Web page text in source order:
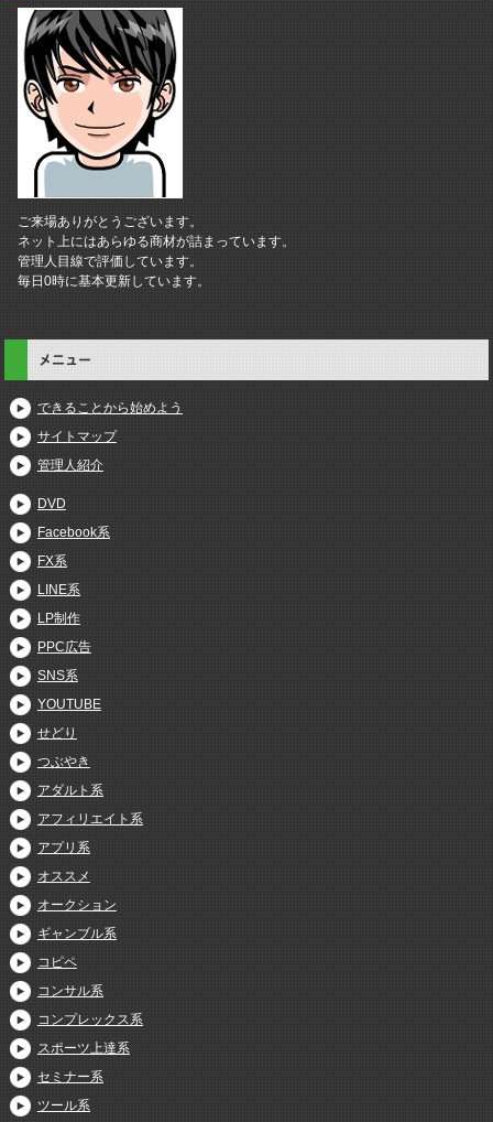
ご来場ありがとうございます。
ネット上にはあらゆる商材が詰まっています。
管理人目線で評価しています。
毎日0時に基本更新しています。
メニュー
できることから始めよう
サイトマップ
管理人紹介
DVD
Facebook系
FX系
LINE系
LP制作
PPC広告
SNS系
YOUTUBE
せどり
つぶやき
アダルト系
アフィリエイト系
アプリ系
オススメ
オークション
ギャンブル系
コピペ
コンサル系
コンプレックス系
スポーツ上達系
セミナー系
ツール系